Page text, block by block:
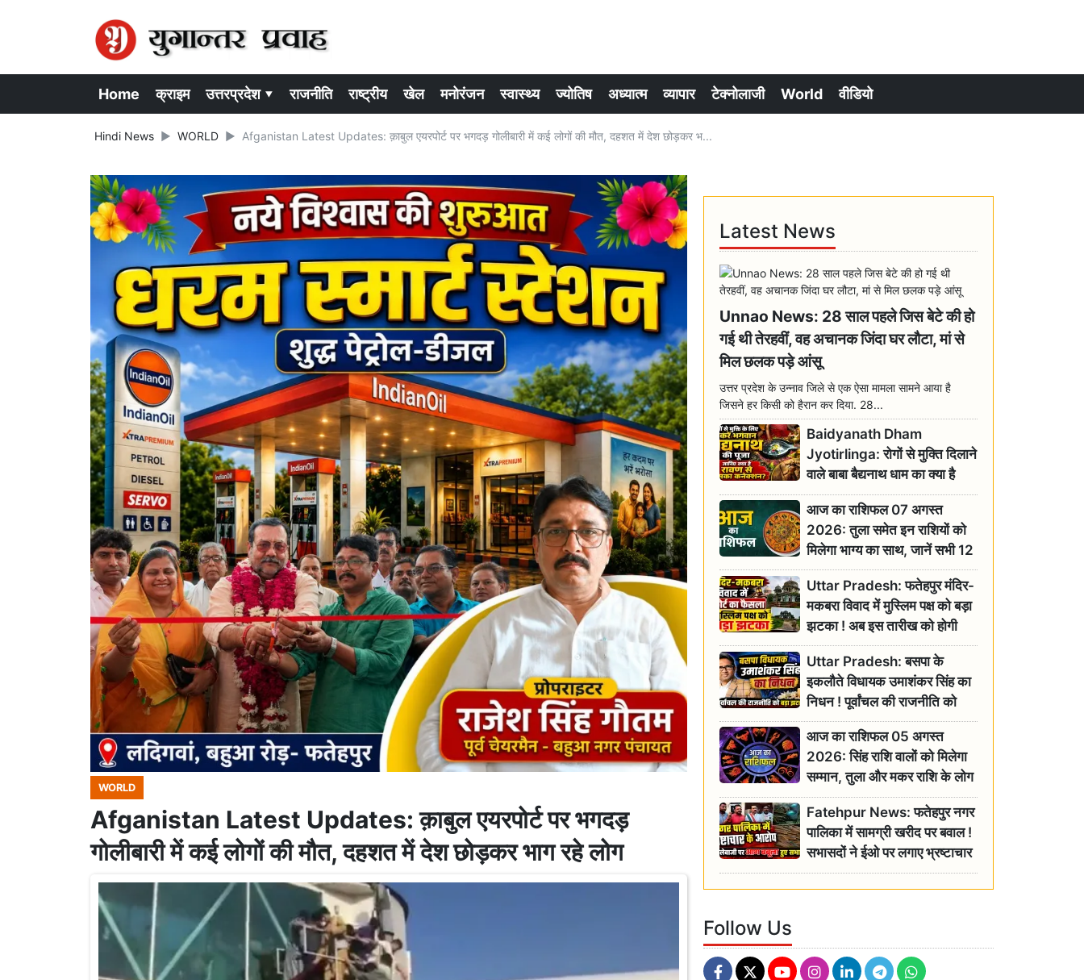
Home क्राइम उत्तरप्रदेश ▾ राजनीति राष्ट्रीय खेल मनोरंजन स्वास्थ्य ज्योतिष अध्यात्म व्यापार टेक्नोलाजी World वीडियो
Hindi News WORLD Afganistan Latest Updates: क़ाबुल एयरपोर्ट पर भगदड़ गोलीबारी में कई लोगों की मौत, दहशत में देश छोड़कर भ...
WORLD
Afganistan Latest Updates: क़ाबुल एयरपोर्ट पर भगदड़
गोलीबारी में कई लोगों की मौत, दहशत में देश छोड़कर भाग रहे लोग
Latest News
Unnao News: 28 साल पहले जिस बेटे की हो
गई थी तेरहवीं, वह अचानक जिंदा घर लौटा, मां से
मिल छलक पड़े आंसू
उत्तर प्रदेश के उन्नाव जिले से एक ऐसा मामला सामने आया है
जिसने हर किसी को हैरान कर दिया. 28...
Baidyanath Dham
Jyotirlinga: रोगों से मुक्ति दिलाने
वाले बाबा बैद्यनाथ धाम का क्या है
रावण से संबंध? जानिए ज्योतिर्लिंग की
महिमा
आज का राशिफल 07 अगस्त
2026: तुला समेत इन राशियों को
मिलेगा भाग्य का साथ, जानें सभी 12
राशियों का दैनिक भाग्यफल
Uttar Pradesh: फतेहपुर मंदिर-
मकबरा विवाद में मुस्लिम पक्ष को बड़ा
झटका ! अब इस तारीख को होगी
सुनवाई
Uttar Pradesh: बसपा के
इकलौते विधायक उमाशंकर सिंह का
निधन ! पूर्वांचल की राजनीति को
बड़ा झटका, योगी ने जताया दुःख
आज का राशिफल 05 अगस्त
2026: सिंह राशि वालों को मिलेगा
सम्मान, तुला और मकर राशि के लोग
रहें सतर्क
Fatehpur News: फतेहपुर नगर
पालिका में सामग्री खरीद पर बवाल !
सभासदों ने ईओ पर लगाए भ्रष्टाचार
के गंभीर आरोप
Follow Us